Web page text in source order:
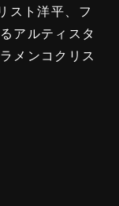
スト洋平、フ
アルティスタ
メンコクリス